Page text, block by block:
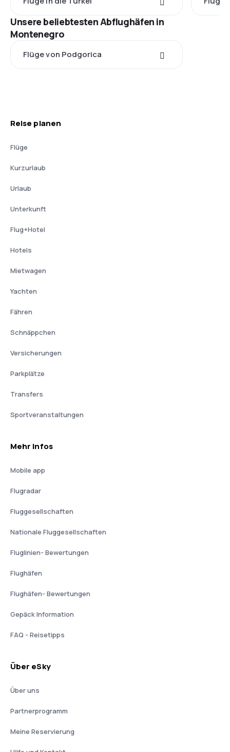
Unsere beliebtesten Abflughäfen in
Montenegro
Flüge von Podgorica
Reise planen
Flüge
Kurzurlaub
Urlaub
Unterkunft
Flug+Hotel
Hotels
Mietwagen
Yachten
Fähren
Schnäppchen
Versicherungen
Parkplätze
Transfers
Sportveranstaltungen
Mehr Infos
Mobile app
Flugradar
Fluggesellschaften
Nationale Fluggesellschaften
Fluglinien- Bewertungen
Flughäfen
Flughäfen- Bewertungen
Gepäck Information
FAQ - Reisetipps
Über eSky
Über uns
Partnerprogramm
Meine Reservierung